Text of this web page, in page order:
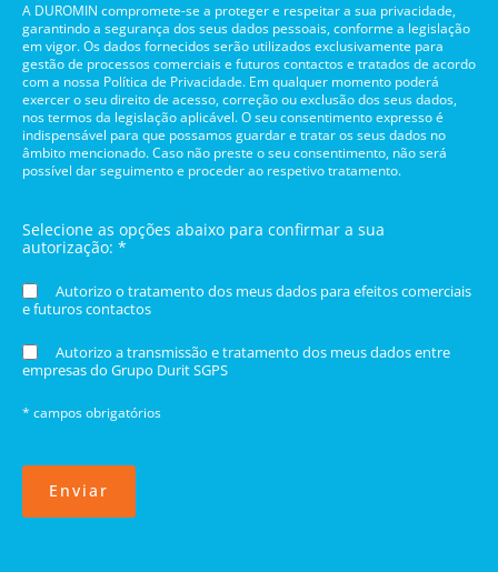
A DUROMIN compromete-se a proteger e respeitar a sua privacidade,
garantindo a segurança dos seus dados pessoais, conforme a legislação
em vigor. Os dados fornecidos serão utilizados exclusivamente para
gestão de processos comerciais e futuros contactos e tratados de acordo
com a nossa Política de Privacidade. Em qualquer momento poderá
exercer o seu direito de acesso, correção ou exclusão dos seus dados,
nos termos da legislação aplicável. O seu consentimento expresso é
indispensável para que possamos guardar e tratar os seus dados no
âmbito mencionado. Caso não preste o seu consentimento, não será
possível dar seguimento e proceder ao respetivo tratamento.
Selecione as opções abaixo para confirmar a sua
autorização: *
Autorizo o tratamento dos meus dados para efeitos comerciais
e futuros contactos
Autorizo a transmissão e tratamento dos meus dados entre
empresas do Grupo Durit SGPS
* campos obrigatórios
Enviar